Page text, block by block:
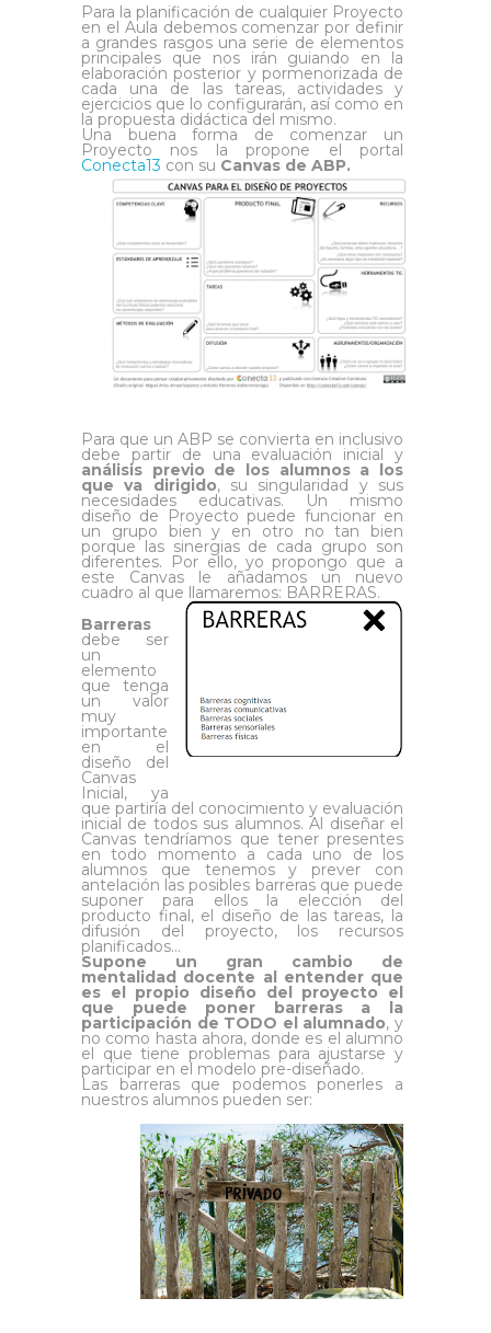
Para la planificación de cualquier Proyecto
en el Aula debemos comenzar por definir
a grandes rasgos una serie de elementos
principales que nos irán guiando en la
elaboración posterior y pormenorizada de
cada una de las tareas, actividades y
ejercicios que lo configurarán, así como en
la propuesta didáctica del mismo.
Una buena forma de comenzar un
Proyecto nos la propone el portal
Conecta13 con su Canvas de ABP.
Para que un ABP se convierta en inclusivo
debe partir de una evaluación inicial y
análisis previo de los alumnos a los
que va dirigido, su singularidad y sus
necesidades educativas. Un mismo
diseño de Proyecto puede funcionar en
un grupo bien y en otro no tan bien
porque las sinergias de cada grupo son
diferentes. Por ello, yo propongo que a
este Canvas le añadamos un nuevo
cuadro al que llamaremos: BARRERAS.
Barreras
debe ser
un
elemento
que tenga
un valor
muy
importante
en el
diseño del
Canvas
Inicial, ya
que partiría del conocimiento y evaluación
inicial de todos sus alumnos. Al diseñar el
Canvas tendríamos que tener presentes
en todo momento a cada uno de los
alumnos que tenemos y prever con
antelación las posibles barreras que puede
suponer para ellos la elección del
producto final, el diseño de las tareas, la
difusión del proyecto, los recursos
planificados…
Supone un gran cambio de
mentalidad docente al entender que
es el propio diseño del proyecto el
que puede poner barreras a la
participación de TODO el alumnado, y
no como hasta ahora, donde es el alumno
el que tiene problemas para ajustarse y
participar en el modelo pre-diseñado.
Las barreras que podemos ponerles a
nuestros alumnos pueden ser: